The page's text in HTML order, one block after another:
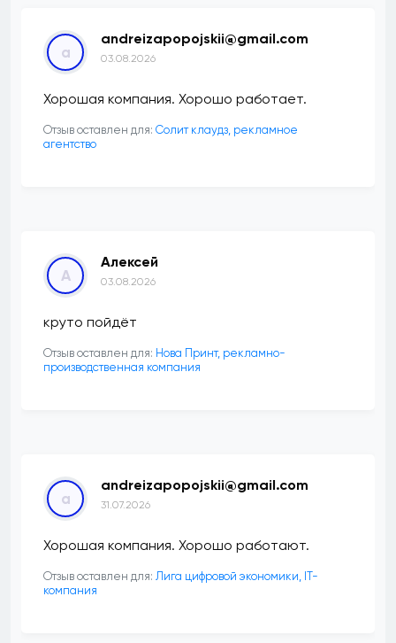
a
andreizapopojskii@gmail.com
03.08.2026
Хорошая компания. Хорошо работает.
Отзыв оставлен для: Солит клаудз, рекламное
агентство
А
Алексей
03.08.2026
круто пойдёт
Отзыв оставлен для: Нова Принт, рекламно-
производственная компания
a
andreizapopojskii@gmail.com
31.07.2026
Хорошая компания. Хорошо работают.
Отзыв оставлен для: Лига цифровой экономики, IT-
компания